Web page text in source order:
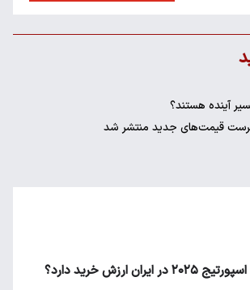
آینده هستند؟
قیمت‌های جدید منتشر شد
۲۰۲۵ در ایران ارزش خرید دارد؟